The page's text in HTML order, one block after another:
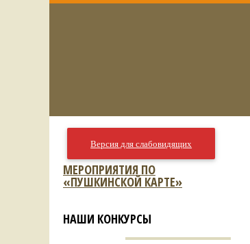
Версия для слабовидящих
МЕРОПРИЯТИЯ ПО
«ПУШКИНСКОЙ КАРТЕ»
НАШИ КОНКУРСЫ